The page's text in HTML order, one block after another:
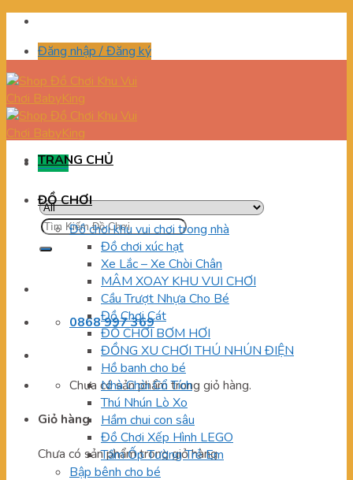
Skip
contentĐăng nhập / Đăng ký
Menu
Tìm
kiếm:
0868 997 369
Chưa có sản phẩm trong giỏ hàng.
Giỏ hàng
Chưa có sản phẩm trong giỏ hàng.
TRANG CHỦ
ĐỒ CHƠI
Đồ chơi khu vui chơi trong nhà
Đồ chơi xúc hạt
Xe Lắc – Xe Chòi Chân
MÂM XOAY KHU VUI CHƠI
Cầu Trượt Nhựa Cho Bé
Đồ Chơi Cát
ĐỒ CHƠI BƠM HƠI
ĐỒNG XU CHƠI THÚ NHÚN ĐIỆN
Hồ banh cho bé
Nhà Chòi Cổ Tích
Thú Nhún Lò Xo
Hầm chui con sâu
Đồ Chơi Xếp Hình LEGO
Tấm Ốp Tường Trẻ Em
Bập bênh cho bé